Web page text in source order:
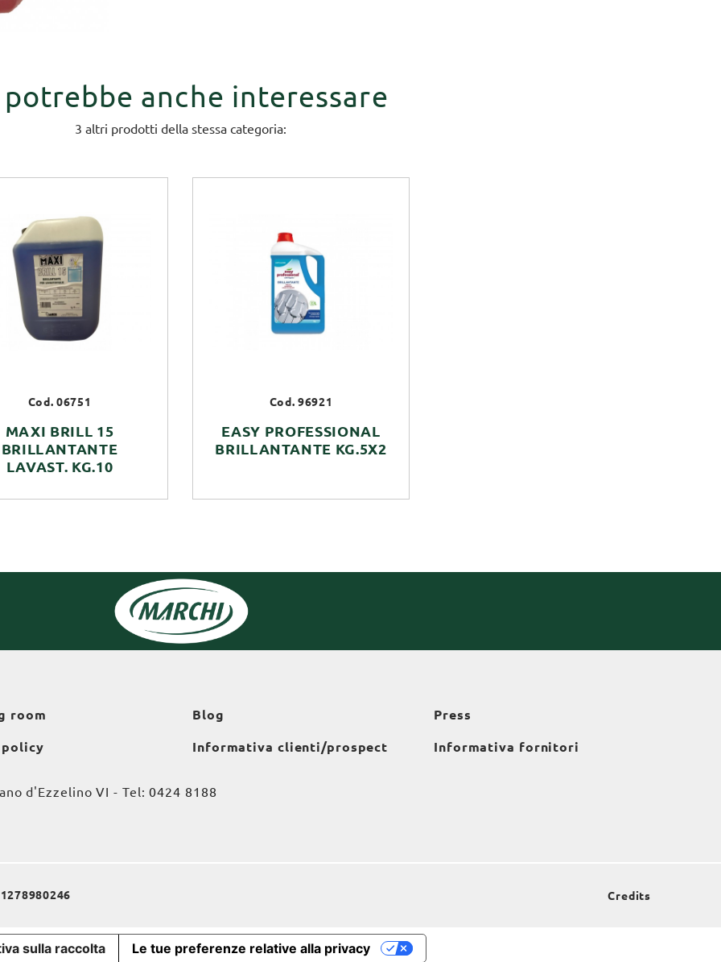
potrebbe anche interessare
3 altri prodotti della stessa categoria:
Cod. 06751
MAXI BRILL 15
BRILLANTANTE
LAVAST. KG.10
Cod. 96921
EASY PROFESSIONAL
BRILLANTANTE KG.5X2
room
policy
Blog
Informativa clienti/prospect
Press
Informativa fornitori
d'Ezzelino VI - Tel:0424 8188
Credits
sulla raccolta Le tue preferenze relative alla privacy